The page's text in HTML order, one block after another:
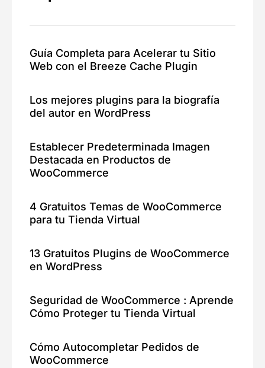
Guía Completa para Acelerar tu Sitio
Web con el Breeze Cache Plugin
Los mejores plugins para la biografía
del autor en WordPress
Establecer Predeterminada Imagen
Destacada en Productos de
WooCommerce
4 Gratuitos Temas de WooCommerce
para tu Tienda Virtual
13 Gratuitos Plugins de WooCommerce
en WordPress
Seguridad de WooCommerce : Aprende
Cómo Proteger tu Tienda Virtual
Cómo Autocompletar Pedidos de
WooCommerce